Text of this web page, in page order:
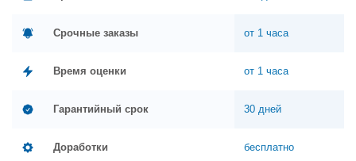
Срочные заказы от 1 часа
Время оценки от 1 часа
Гарантийный срок 30 дней
Доработки бесплатно